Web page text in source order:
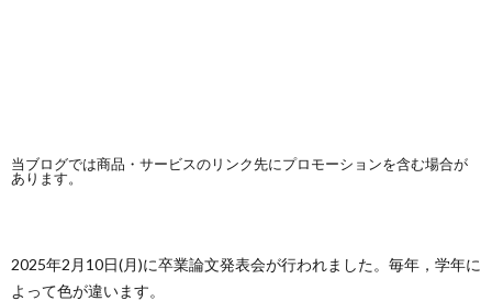
当ブログでは商品・サービスのリンク先にプロモーションを含む場合が
あります。
2025年2月10日(月)に卒業論文発表会が行われました。毎年，学年に
よって色が違います。